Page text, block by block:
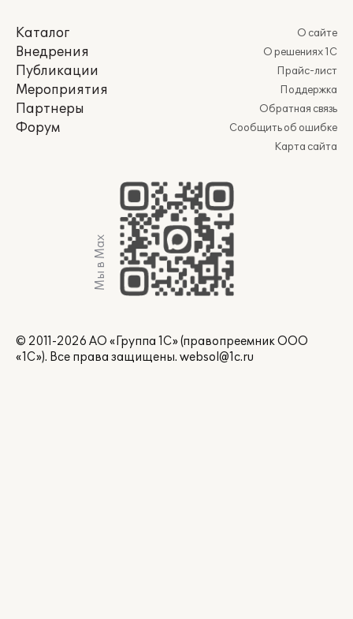
Каталог
Внедрения
Публикации
Мероприятия
Партнеры
Форум
О сайте
О решениях 1С
Прайс-лист
Поддержка
Обратная связь
Сообщить об ошибке
Карта сайта
Мы в Max
© 2011-2026 АО «Группа 1С» (правопреемник ООО
«1С»). Все права защищены. websol@1c.ru